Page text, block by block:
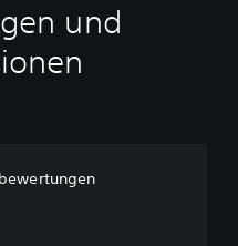
und